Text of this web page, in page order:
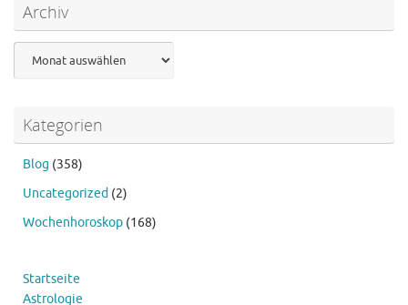
Archiv
Kategorien
Blog (358)
Uncategorized (2)
Wochenhoroskop (168)
Startseite
Astrologie